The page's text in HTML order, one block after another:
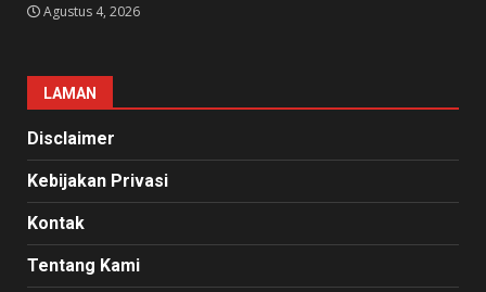
Agustus 4, 2026
LAMAN
Disclaimer
Kebijakan Privasi
Kontak
Tentang Kami